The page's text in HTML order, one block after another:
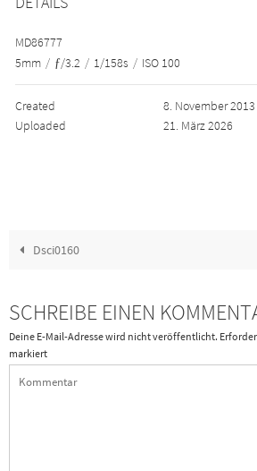
MD86777
5mm / ƒ/3.2 / 1/158s / ISO 100
Created
8. November 2013
Uploaded
21. März 2026
Dsci0160
SCHREIBE EINEN
Deine E-Mail-Adresse wird nicht veröffentlicht.
markiert